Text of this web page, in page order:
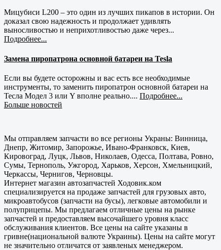
Мицубиси L200 – это один из лучших пикапов в истории. Он
доказал свою надежность и продолжает удивлять
выносливостью и неприхотливостью даже через...
Подробнее...
Замена пиропатрона основной батареи на Tesla
Если вы будете осторожны и вас есть все необходимые
инструменты, то заменить пиропатрон основной батареи на
Тесла Модел 3 или Y вполне реально.... Подробнее...
Больше новостей
Мы отправляем запчасти во все регионы Украны: Винница,
Днепр, Житомир, Запорожье, Ивано-Франковск, Киев,
Кировоград, Луцк, Львов, Николаев, Одесса, Полтава, Ровно,
Сумы, Тернополь, Ужгород, Харьков, Херсон, Хмельницкий,
Черкассы, Чернигов, Черновцы.
Интернет магазин автозапчастей Ходовик.ком
специализируется на продаже запчастей для грузовых авто,
микроавтобусов (запчасти на бусы), легковые автомобили и
полуприцепы. Мы предлагаем отличные цены на рынке
запчастей и предоставляем высочайшего уровня класс
обслуживания клиентов. Все цены на сайте указаны в
гривне(национальной валюте Украины). Цены на сайте могут
не значительно отличатся от заявленых менеджером.